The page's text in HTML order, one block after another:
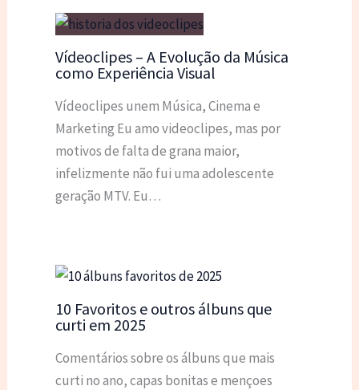
Vídeoclipes – A Evolução da Música
como Experiência Visual
Vídeoclipes unem Música, Cinema e
Marketing Eu amo videoclipes, mas por
motivos de falta de grana maior,
infelizmente não fui uma adolescente
geração MTV. Eu…
10 Favoritos e outros álbuns que
curti em 2025
Comentários sobre os álbuns que mais
curti no ano, capas bonitas e mençoes